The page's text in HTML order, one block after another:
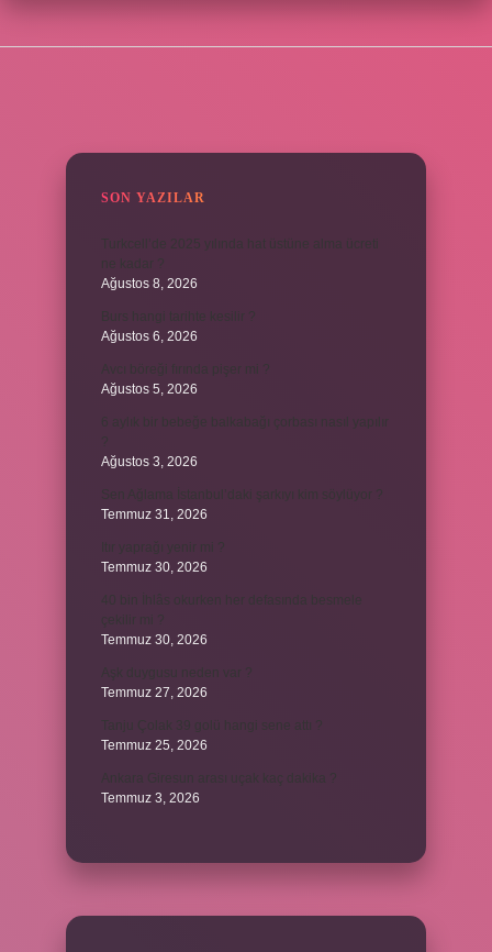
SON YAZILAR
Turkcell’de 2025 yılında hat üstüne alma ücreti
ne kadar ?
Ağustos 8, 2026
Burs hangi tarihte kesilir ?
Ağustos 6, 2026
Avcı böreği fırında pişer mi ?
Ağustos 5, 2026
6 aylık bir bebeğe balkabağı çorbası nasıl yapılır
Ağustos 3, 2026
Sen Ağlama İstanbul’daki şarkıyı kim söylüyor ?
Temmuz 31, 2026
Itır yaprağı yenir mi ?
Temmuz 30, 2026
40 bin İhlâs okurken her defasında besmele
Temmuz 30, 2026
Temmuz 27, 2026
Temmuz 25, 2026
Temmuz 3, 2026